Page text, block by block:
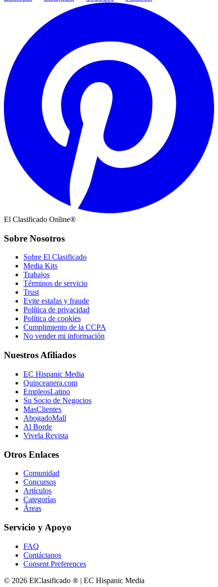
El Clasificado Online®
Sobre Nosotros
Sobre El Clasificado
Media Kits
Trabajos
Términos de servicio
Trust
Evite estafas y fraude
Política de privacidad
Política de cookies
Cumplimiento de la CCPA
No vender mi información
Nuestros Afiliados
EC Hispanic Media
Quinceanera.com
EmpleosLatino
Su Socio de Negocios
MasClientes
AbogadoMall
Al Borde
Vivela Revista
Otros Enlaces
Comunidad
Concursos
Artículos
Categorías
Áreas
Servicio y Apoyo
FAQ
Contáctanos
Consent Preferences
© 2026 ElClasificado ® | EC Hispanic Media